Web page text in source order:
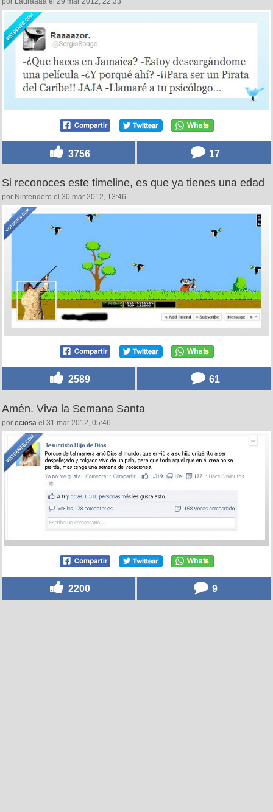
3756 17
Si reconoces este timeline, es que ya tienes una edad
por Nintendero el 30 mar 2012, 13:46
2589 61
Amén. Viva la Semana Santa
por ociosa el 31 mar 2012, 05:46
2200 9